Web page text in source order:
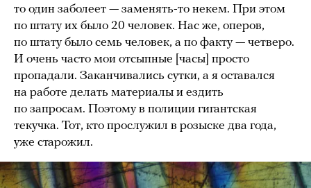
то один заболеет — заменять-то некем. При этом
по штату их было 20 человек. Нас же, оперов,
по штату было семь человек, а по факту — четверо.
И очень часто мои отсыпные [часы] просто
пропадали. Заканчивались сутки, а я оставался
на работе делать материалы и ездить
по запросам. Поэтому в полиции гигантская
текучка. Тот, кто прослужил в розыске два года,
уже старожил.